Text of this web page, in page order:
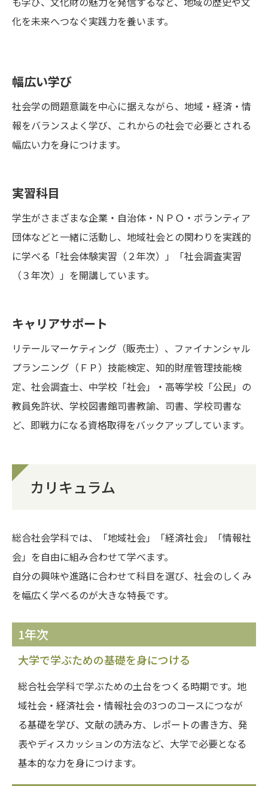
化を未来へつなぐ実践力を養います。
幅広い学び
社会学の問題意識を中心に据えながら、地域・経済・情
報をバランスよく学び、これからの社会で必要とされる
幅広い力を身につけます。
実習科目
学生がさまざまな企業・自治体・ＮＰＯ・ボランティア
団体などと一緒に活動し、地域社会との関わりを実践的
に学べる「社会体験実習（２年次）」「社会調査実習
（３年次）」を開講しています。
キャリアサポート
リテールマーケティング（販売士）、ファイナンシャル
プランニング（ＦＰ）技能検定、知的財産管理技能検
定、社会調査士、中学校「社会」・高等学校「公民」の
教員免許状、学校図書館司書教諭、司書、学校司書な
ど、即戦力になる資格取得をバックアップしています。
カリキュラム
総合社会学科では、「地域社会」「経済社会」「情報社
会」を自由に組み合わせて学べます。
自分の興味や進路に合わせて科目を選び、社会のしくみ
を幅広く学べるのが大きな特長です。
1年次
大学で学ぶための基礎を身につける
総合社会学科で学ぶための土台をつくる時期です。地
域社会・経済社会・情報社会の3つのコースにつなが
る基礎を学び、文献の読み方、レポートの書き方、発
表やディスカッションの方法など、大学で必要となる
基本的な力を身につけます。